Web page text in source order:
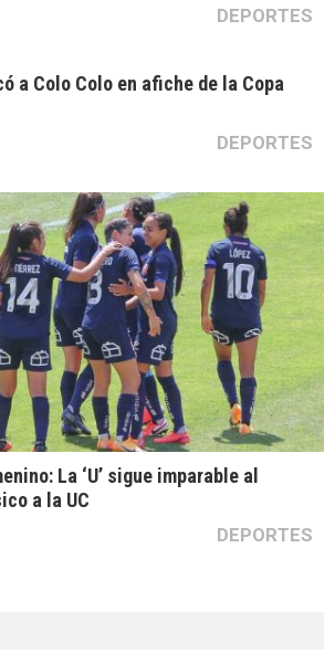
DEPORTES
a Colo Colo en afiche de la Copa
DEPORTES
La ‘U’ sigue imparable al
a la UC
DEPORTES